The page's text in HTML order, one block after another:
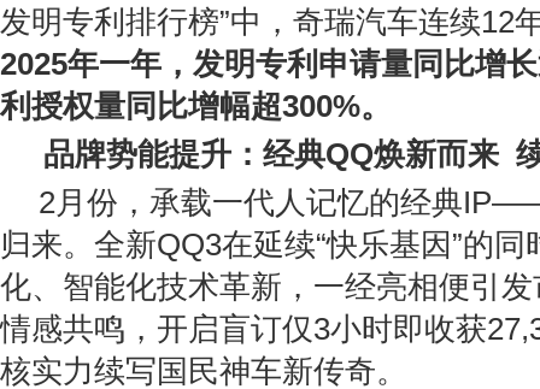
发明专利排行榜”中，奇瑞汽车连续12
2025年一年，发明专利申请量同比增
利授权量同比增幅超300%。
品牌势能提升：经典QQ焕新而来
2月份，承载一代人记忆的经典
归来。全新QQ3在延续“快乐基因”的
化、智能化技术革新，一经亮相便引
情感共鸣，开启盲订仅3小时即收获
核实力续写国民神车新传奇。